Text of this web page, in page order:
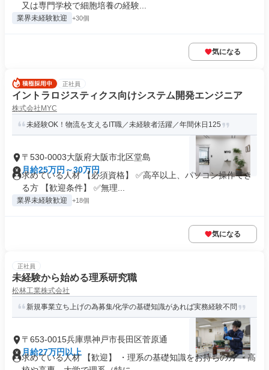
又は専門学校で細胞培養の経験...
業界未経験歓迎 +30個
気になる
正社員
イントラロジスティクス向けシステム開発エンジニア
株式会社MYC
未経験OK！物流を支えるIT職／未経験者活躍／年間休日125
〒530-0003大阪府大阪市北区堂島
月給25万円～30万円
求めている人材 【必須資格】 ✅高卒以上、パソコン操作でき
る方 【歓迎条件】 ✅無理...
業界未経験歓迎 +18個
気になる
正社員
未経験から始める理系研究職
松林工業株式会社
新規事業立ち上げの為募集/化学の基礎知識があれば実務経験不問
〒653-0015兵庫県神戸市長田区菅原通
月給27万円以上
求めている人材 【歓迎】 ・理系の基礎知識をお持ちの方 ・高